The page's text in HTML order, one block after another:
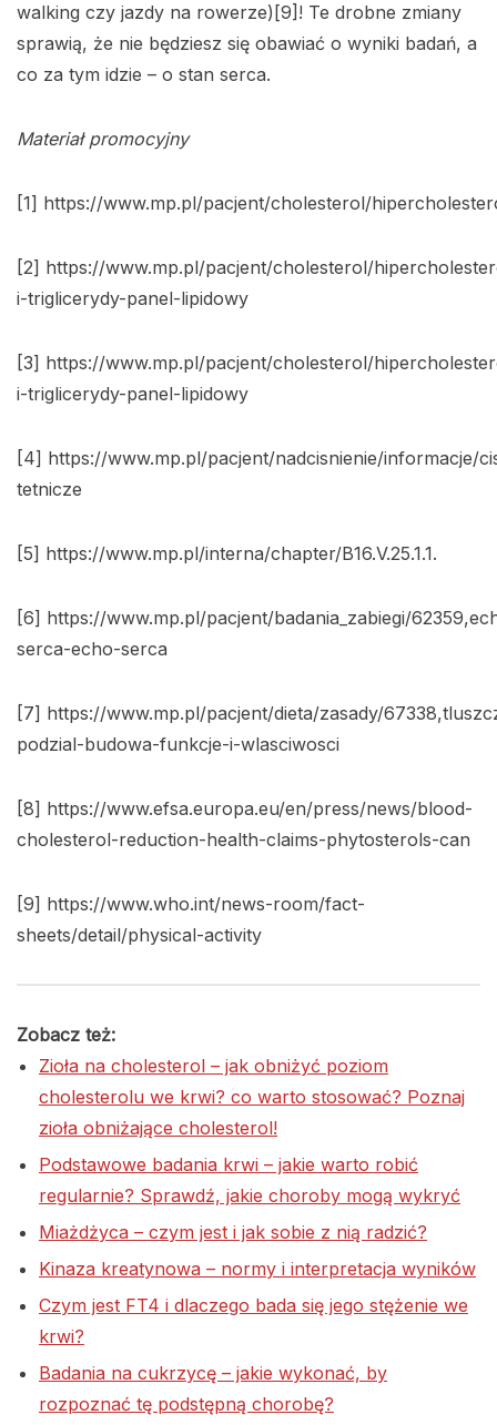
walking czy jazdy na rowerze)[9]! Te drobne zmiany
sprawią, że nie będziesz się obawiać o wyniki badań, a
co za tym idzie – o stan serca.
Materiał promocyjny
[1] https://www.mp.pl/pacjent/cholesterol/
[2] https://www.mp.pl/pacjent/cholesterol/
i-triglicerydy-panel-lipidowy
[3] https://www.mp.pl/pacjent/cholesterol/
i-triglicerydy-panel-lipidowy
[4] https://www.mp.pl/pacjent/nadcisnienie/informacje/
tetnicze
[5] https://www.mp.pl/interna/chapter/B16.V.25.1.1.
[6] https://www.mp.pl/pacjent/badania_zabiegi/
serca-echo-serca
[7] https://www.mp.pl/pacjent/dieta/zasady/
podzial-budowa-funkcje-i-wlasciwosci
[8] https://www.efsa.europa.eu/en/press/news/blood-
cholesterol-reduction-health-claims-phytosterols-can
[9] https://www.who.int/news-room/fact-
sheets/detail/physical-activity
Zobacz też:
Zioła na cholesterol – jak obniżyć poziom
cholesterolu we krwi? co warto stosować? Poznaj
zioła obniżające cholesterol!
Podstawowe badania krwi – jakie warto robić
regularnie? Sprawdź, jakie choroby mogą wykryć
Miażdżyca – czym jest i jak sobie z nią radzić?
Kinaza kreatynowa – normy i interpretacja wyników
Czym jest FT4 i dlaczego bada się jego stężenie we
krwi?
Badania na cukrzycę – jakie wykonać, by
rozpoznać tę podstępną chorobę?